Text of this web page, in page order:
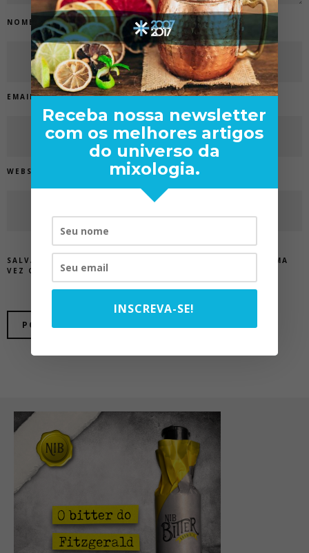
NOME
EMAIL*
WEBSITE
SALVAR MEUS DADOS NESTE NAVEGADOR PARA A PRÓXIMA
VEZ QUE EU COMENTAR.
Receba nossa newsletter
com os melhores artigos
do universo da
mixologia.
INSCREVA-SE!